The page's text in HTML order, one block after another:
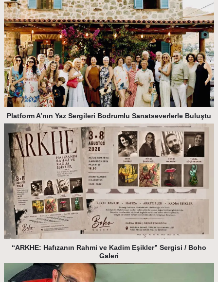
Platform A’nın Yaz Sergileri Bodrumlu Sanatseverlerle Buluştu
“ARKHE: Hafızanın Rahmi ve Kadim Eşikler” Sergisi / Boho
Galeri